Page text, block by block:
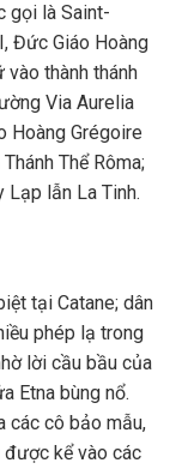
gọi là Saint-
Đức Giáo Hoàng
thành thánh
Via Aurelia
Hoàng Grégoire
Thể Rôma;
Lạp lẫn La Tinh.
tại Catane; dân
phép lạ trong
lời cầu bầu của
Etna bùng nổ.
các cô bảo mẫu,
kể vào các